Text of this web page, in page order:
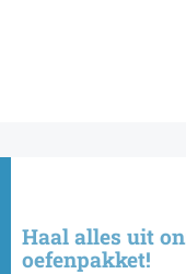
Haal alles uit
oefenpakket!